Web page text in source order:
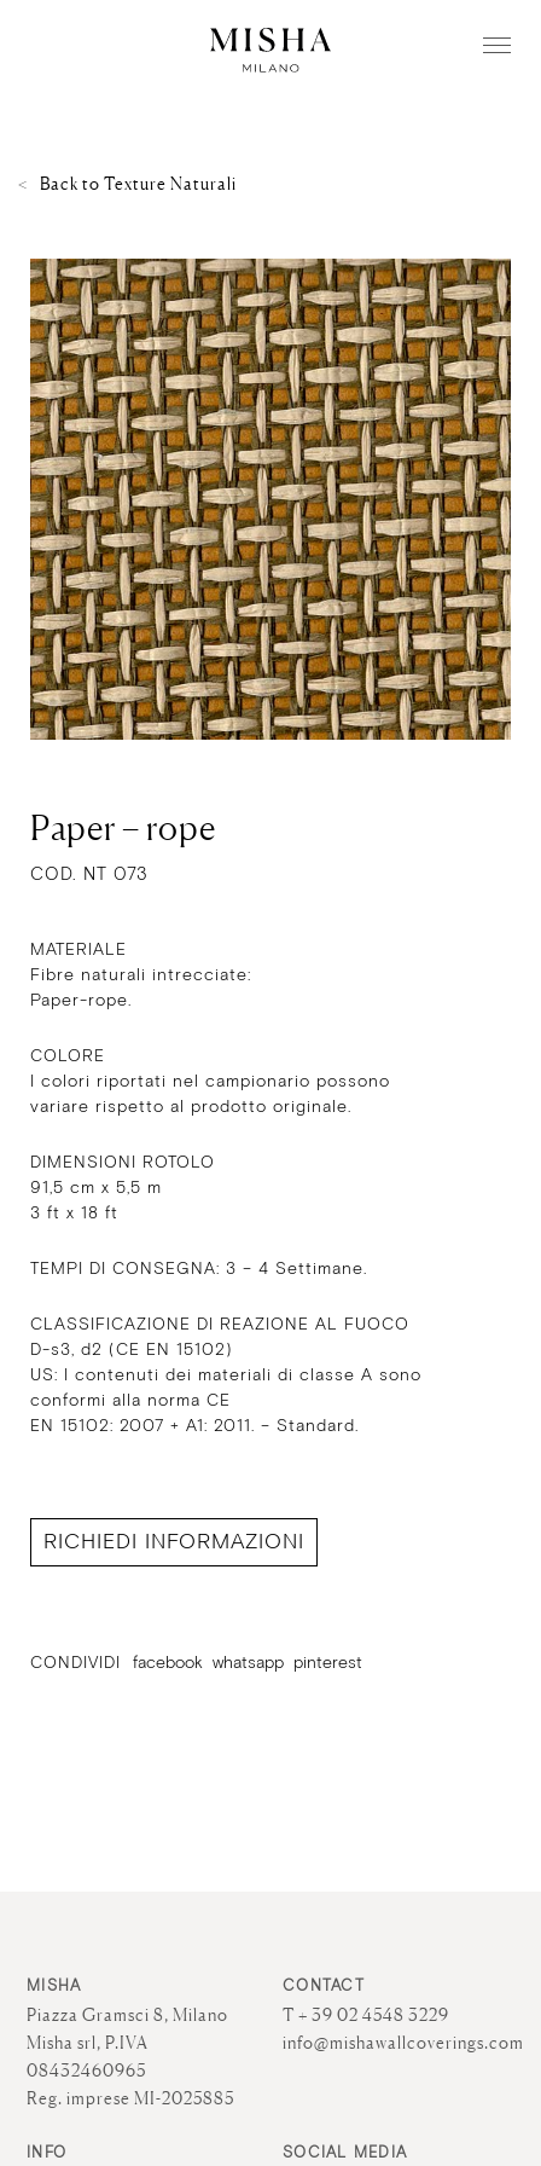
Back to Texture Naturali
Paper – rope
COD. NT 073
MATERIALE
Fibre naturali intrecciate:
Paper-rope.
COLORE
I colori riportati nel campionario possono
variare rispetto al prodotto originale.
DIMENSIONI ROTOLO
91,5 cm x 5,5 m
3 ft x 18 ft
TEMPI DI CONSEGNA: 3 – 4 Settimane.
CLASSIFICAZIONE DI REAZIONE AL FUOCO
D-s3, d2 (CE EN 15102)
US: I contenuti dei materiali di classe A sono
conformi alla norma CE
EN 15102: 2007 + A1: 2011. – Standard.
RICHIEDI INFORMAZIONI
CONDIVIDI facebook whatsapp pinterest
MISHA
Piazza Gramsci 8, Milano
Misha srl, P.IVA
08432460965
Reg. imprese MI-2025885
CONTACT
T + 39 02 4548 3229
info@mishawallcoverings.com
INFO SOCIAL MEDIA